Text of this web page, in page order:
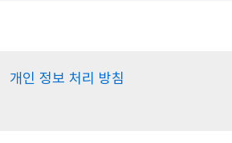
개인 정보 처리 방침